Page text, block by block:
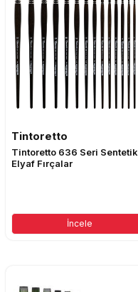
Tintoretto
Tintoretto 636 Seri Sentetik
Elyaf Fırçalar
İncele